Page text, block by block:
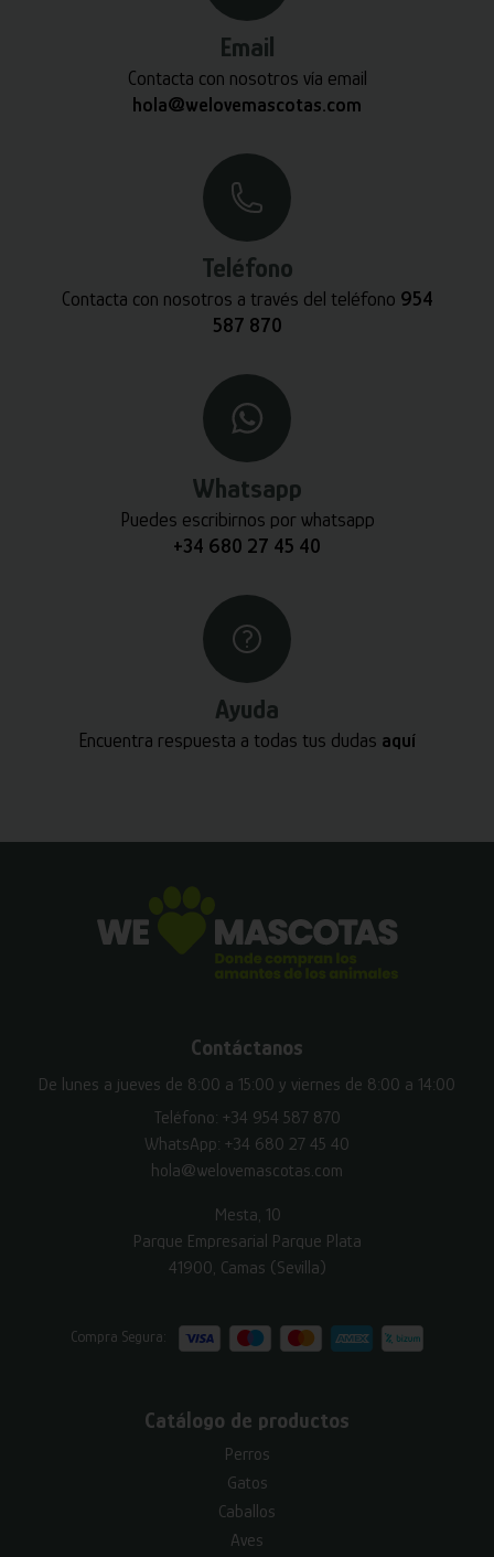
Email
Contacta con nosotros vía email
hola@welovemascotas.com
Teléfono
Contacta con nosotros a través del teléfono 954
587 870
Whatsapp
Puedes escribirnos por whatsapp
+34 680 27 45 40
Ayuda
Encuentra respuesta a todas tus dudas aquí
Contáctanos
De lunes a jueves de 8:00 a 15:00 y viernes de 8:00 a 14:00
Teléfono: +34 954 587 870
WhatsApp: +34 680 27 45 40
hola@welovemascotas.com
Mesta, 10
Parque Empresarial Parque Plata
41900, Camas (Sevilla)
Compra Segura:
Catálogo de productos
Perros
Gatos
Caballos
Aves